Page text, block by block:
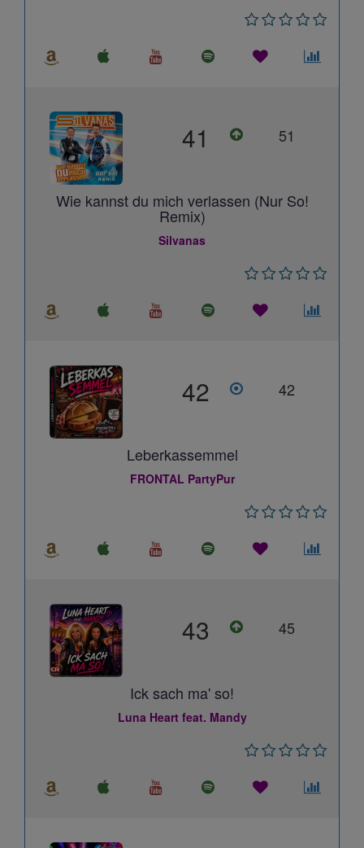
41 51
Wie kannst du mich verlassen (Nur So!
Remix)
Silvanas
42 42
Leberkassemmel
FRONTAL PartyPur
43 45
Ick sach ma' so!
Luna Heart feat. Mandy